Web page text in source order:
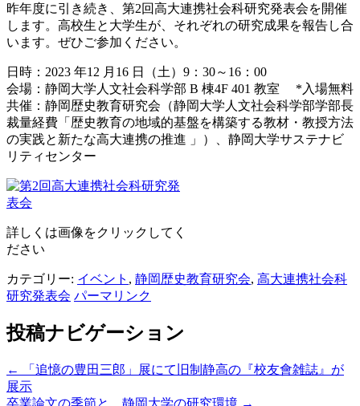
昨年度に引き続き、第2回高大連携社会科研究発表会を開催
します。高校生と大学生が、それぞれの研究成果を報告し合
います。ぜひご参加ください。
日時：2023 年12 月16 日（土）9：30～16：00
会場：静岡大学人文社会科学部 B 棟4F 401 教室 *入場無料
共催：静岡歴史教育研究会（静岡大学人文社会科学部学部長
裁量経費「歴史教育の地域的基盤を構築する教材・教授方法
の実践と新たな高大連携の推進 」）、静岡大学サステナビ
リティセンター
詳しくは画像をクリックしてく
ださい
カテゴリー: イベント , 静岡歴史教育研究会, 高大連携社会科
研究発表会 パーマリンク
投稿ナビゲーション
←
「追憶の豊田三郎」展にて旧制静高の『校友會雑誌』が
展示